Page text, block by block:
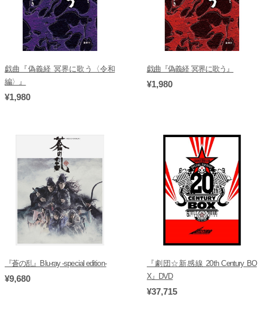
戯曲『偽義経 冥界に歌う〈令和
編〉』
¥1,980
戯曲『偽義経 冥界に歌う』
¥1,980
『蒼の乱』Blu-ray -special edition-
¥9,680
『劇団☆新感線 20th Century BO
X』DVD
¥37,715